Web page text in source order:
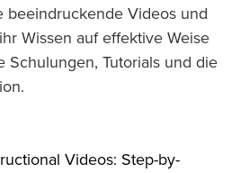
beeindruckende Videos und
Wissen auf effektive Weise
Schulungen, Tutorials und die
Videos: Step-by-